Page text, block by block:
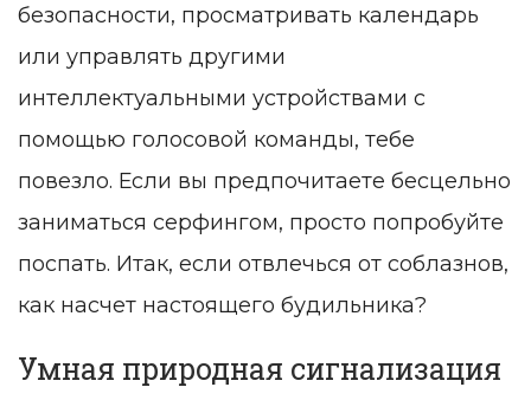
безопасности, просматривать календарь
или управлять другими
интеллектуальными устройствами с
помощью голосовой команды, тебе
повезло. Если вы предпочитаете бесцельно
заниматься серфингом, просто попробуйте
поспать. Итак, если отвлечься от соблазнов,
как насчет настоящего будильника?
Умная природная сигнализация